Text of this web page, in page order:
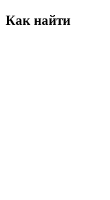
Как найти